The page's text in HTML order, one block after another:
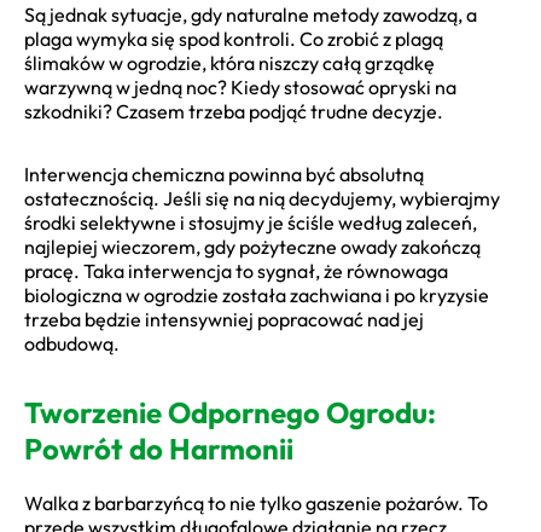
Są jednak sytuacje, gdy naturalne metody zawodzą, a
plaga wymyka się spod kontroli. Co zrobić z plagą
ślimaków w ogrodzie, która niszczy całą grządkę
warzywną w jedną noc? Kiedy stosować opryski na
szkodniki? Czasem trzeba podjąć trudne decyzje.
Interwencja chemiczna powinna być absolutną
ostatecznością. Jeśli się na nią decydujemy, wybierajmy
środki selektywne i stosujmy je ściśle według zaleceń,
najlepiej wieczorem, gdy pożyteczne owady zakończą
pracę. Taka interwencja to sygnał, że równowaga
biologiczna w ogrodzie została zachwiana i po kryzysie
trzeba będzie intensywniej popracować nad jej
odbudową.
Tworzenie Odpornego Ogrodu:
Powrót do Harmonii
Walka z barbarzyńcą to nie tylko gaszenie pożarów. To
przede wszystkim długofalowe działanie na rzecz